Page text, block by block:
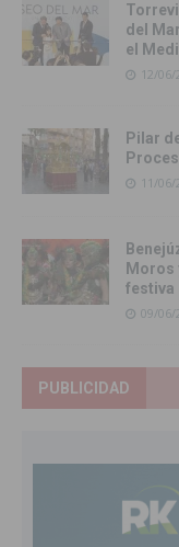
del
el
12/
Pilar
11/
Moros
festiva
09/06/
PUBLICIDAD